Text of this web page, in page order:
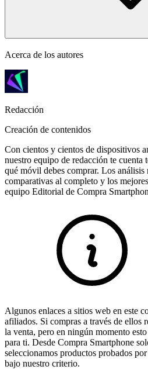
Acerca de los autores
Redacción
Creación de contenidos
Con cientos y cientos de dispositivos
nuestro equipo de redacción te cuenta
qué móvil debes comprar. Los análisis
comparativas al completo y los
equipo Editorial de Compra
Algunos enlaces a sitios web en este
afiliados. Si compras a través de ellos
la venta, pero en ningún momento
para ti. Desde Compra Smartphone
seleccionamos productos probados
bajo nuestro criterio.